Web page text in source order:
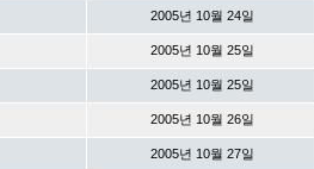
2005년 10월 24일
2005년 10월 25일
2005년 10월 25일
2005년 10월 26일
2005년 10월 27일